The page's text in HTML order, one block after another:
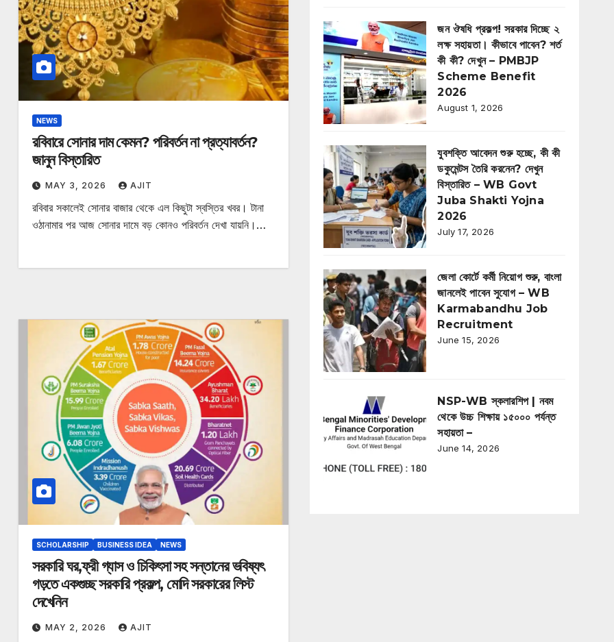
NEWS
রবিবারে সোনার দাম কেমন? পরিবর্তন না প্রত্যাবর্তন?
জানুন বিস্তারিত
MAY 3, 2026 AJIT
রবিবার সকালেই সোনার বাজার থেকে এল কিছুটা স্বস্তির খবর। টানা
ওঠানামার পর আজ সোনার দামে বড় কোনও পরিবর্তন দেখা যায়নি।…
SCHOLARSHIP BUSINESS IDEA NEWS
সরকারি ঘর,ফ্রী গ্যাস ও চিকিৎসা সহ সন্তানের ভবিষ্যৎ
গড়তে একগুচ্ছ সরকারি প্রকল্প, মোদি সরকারের লিস্ট
দেখেনিন
MAY 2, 2026 AJIT
জন ঔষধি প্রকল্প! সরকার দিচ্ছে ২
লক্ষ সহায়তা। কীভাবে পাবেন? শর্ত
কী কী? দেখুন – PMBJP
Scheme Benefit
2026
August 1, 2026
যুবশক্তি আবেদন শুরু হচ্ছে, কী কী
ডকুমেন্টস তৈরি করনেন? দেখুন
বিস্তারিত – WB Govt
Juba Shakti Yojna
2026
July 17, 2026
জেলা কোর্টে কর্মী নিয়োগ শুরু, বাংলা
জানলেই পাবেন সুযোগ – WB
Karmabandhu Job
Recruitment
June 15, 2026
NSP-WB স্কলারশিপ | নবম
থেকে উচ্চ শিক্ষায় ১৫০০০ পর্যন্ত
সহায়তা –
June 14, 2026